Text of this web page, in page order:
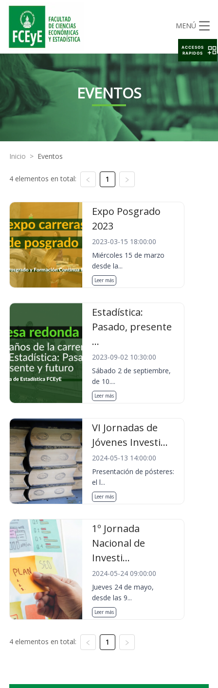
MENÚ
EVENTOS
Inicio > Eventos
4 elementos en total: 1
Expo Posgrado
2023
2023-03-15 18:00:00
Miércoles 15 de marzo
desde la...
Leer más
Estadística:
Pasado, presente
...
2023-09-02 10:30:00
Sábado 2 de septiembre,
de 10....
Leer más
VI Jornadas de
Jóvenes Investi...
2024-05-13 14:00:00
Presentación de pósteres:
el l...
Leer más
1º Jornada
Nacional de
Investi...
2024-05-24 09:00:00
Jueves 24 de mayo,
desde las 9...
Leer más
4 elementos en total: 1
ACCESOS
RAPIDOS